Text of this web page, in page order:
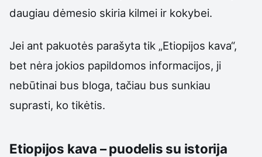
daugiau dėmesio skiria kilmei ir kokybei.
Jei ant pakuotės parašyta tik „Etiopijos kava“,
bet nėra jokios papildomos informacijos, ji
nebūtinai bus bloga, tačiau bus sunkiau
suprasti, ko tikėtis.
Etiopijos kava – puodelis su istorija